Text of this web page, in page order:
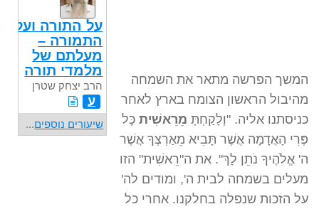
המשך הפרשה מתאר את השמחה
מהיבול הראשון הצומח בארץ לאחר
כניסתנו אליה. "וְלָקַחְתָּ מֵרֵאשִׁית כָּל
פְּרִי הָאֲדָמָה אֲשֶׁר תָּבִיא מֵאַרְצְךָ אֲשֶׁר
ה' אֱלֹהֶיךָ נֹתֵן לָךְ". את ה"רֵאשִׁית" הזו
מעלים בשמחה לבית ה', ומודים לה'
על הזכות שנפלה בחלקנו. אחרי כל
על התורה ועל
התמורה –
מעלתם של
מלמדי תורה
הרב יצחק שטרן
ע
שיעורים נוספים...